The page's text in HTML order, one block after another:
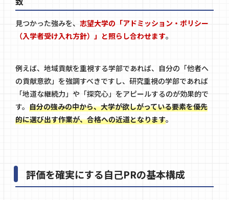
見つかった強みを、 志望大学の「アドミッション・ポリシー
（入学者受け入れ方針）」と照らし合わせます。
例えば、地域貢献を重視する学部であれば、自分の「他者へ
の貢献意欲」を強調すべきですし、研究重視の学部であれば
「地道な継続力」や「探究心」をアピールするのが効果的で
す。 自分の強みの中から、大学が欲しがっている要素を優先
的に選び出す作業が、合格への近道となります。
評価を確実にする自己PRの基本構成